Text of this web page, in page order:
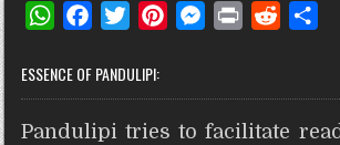
W
a
t
s
c
e
b
T
i
t
t
t
e
M
s
e
n
t
d
i
r
e
ESSENCE OF PANDULIPI:
Pandulipi tries to facilitate